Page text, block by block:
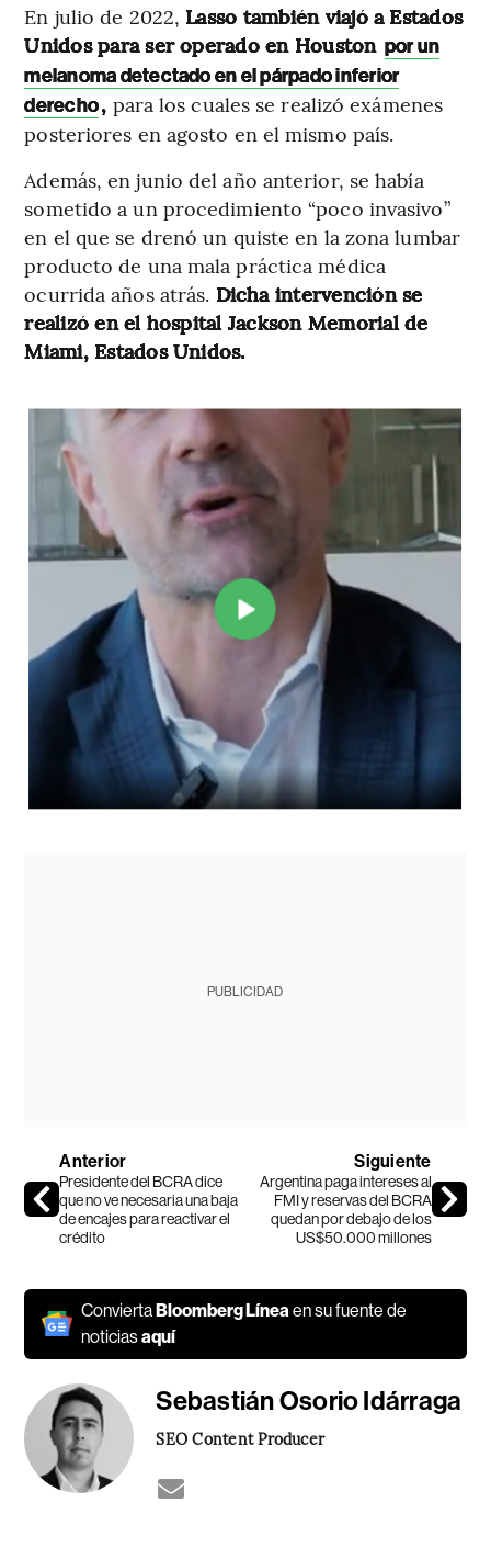
En julio de 2022, Lasso también viajó a Estados
Unidos para ser operado en Houston por un
melanoma detectado en el párpado inferior
derecho, para los cuales se realizó exámenes
posteriores en agosto en el mismo país.
Además, en junio del año anterior, se había
sometido a un procedimiento “poco invasivo”
en el que se drenó un quiste en la zona lumbar
producto de una mala práctica médica
ocurrida años atrás. Dicha intervención se
realizó en el hospital Jackson Memorial de
Miami, Estados Unidos.
PUBLICIDAD
Anterior
Presidente del BCRA dice
que no ve necesaria una baja
de encajes para reactivar el
crédito
Siguiente
Argentina paga intereses al
FMI y reservas del BCRA
quedan por debajo de los
US$50.000 millones
ConviertaBloomberg Línea en su fuente de
noticiasaquí
Sebastián Osorio Idárraga
SEO Content Producer